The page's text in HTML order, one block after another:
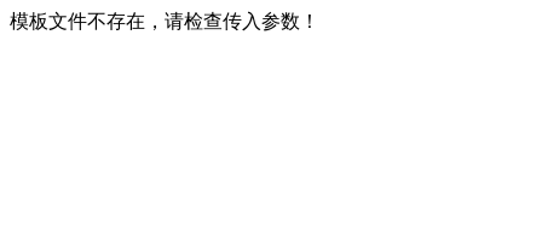
模板文件不存在，请检查传入参数！